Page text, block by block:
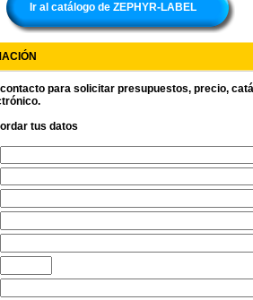
Ir al catálogo de ZEPHYR-LABEL
para solicitar presupuestos, precio,
tus datos